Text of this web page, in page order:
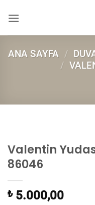
atla
ANA SAYFA /
/
Valentin
86046
₺5.000,00